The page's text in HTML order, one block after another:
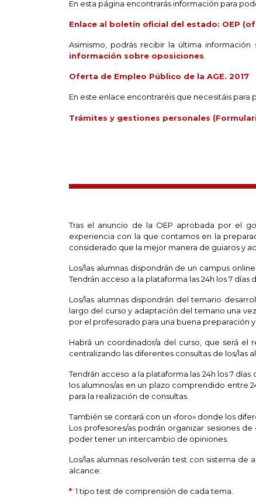
En esta página encontrarás información para
Enlace al boletín oficial del estado: OEP
Asimismo, podrás recibir la última
información sobre oposiciones
Oferta de Empleo Público de la AGE. 2017
En este enlace encontraréis que necesitáis
Trámites y gestiones personales
Tras el anuncio de la OEP aprobada por el
experiencia con la que contamos en la
considerado que la mejor manera de guiaros y
Los/las alumnas dispondrán de un campus
Tendrán acceso a la plataforma las 24h los 7
Los/las alumnas dispondrán del temario
largo del curso y adaptación del temario una
por el profesorado para una buena preparación
Habrá un coordinador/a del curso, que será el
centralizando las diferentes consultas de los/las
Tendrán acceso a la plataforma las 24h los 7
los alumnos/as en un plazo comprendido entre
para la realización de consultas.
También se contará con un «foro» donde los
Los profesores/as podrán organizar sesiones
poder tener un intercambio de opiniones.
Los/las alumnas resolverán test con sistema
alcance:
* 1 tipo test de comprensión de cada tema.